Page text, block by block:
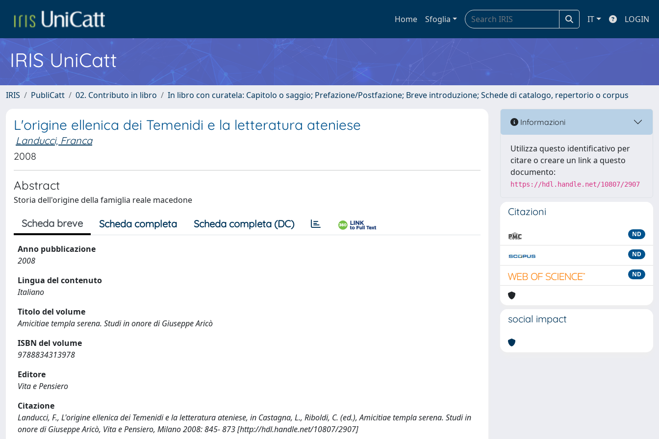
Home Sfoglia IT LOGIN
IRIS UniCatt
IRIS PubliCatt 02. Contributo in libro In libro con curatela: Capitolo o saggio; Prefazione/Postfazione; Breve introduzione; Schede di catalogo, repertorio o corpus
L'origine ellenica dei Temenidi e la letteratura ateniese
Landucci, Franca
2008
Abstract
Storia dell'origine della famiglia reale macedone
Scheda breve Scheda completa Scheda completa (DC)
Anno pubblicazione
2008
Lingua del contenuto
Italiano
Titolo del volume
Amicitiae templa serena. Studi in onore di Giuseppe Aricò
ISBN del volume
9788834313978
Editore
Vita e Pensiero
Citazione
Landucci, F., L'origine ellenica dei Temenidi e la letteratura ateniese, in Castagna, L., Riboldi, C. (ed.), Amicitiae templa serena. Studi in
onore di Giuseppe Aricò, Vita e Pensiero, Milano 2008: 845- 873 [http://hdl.handle.net/10807/2907]
Informazioni
Utilizza questo identificativo per
citare o creare un link a questo
documento:
https://hdl.handle.net/10807/2907
Citazioni
ND
ND
ND
social impact